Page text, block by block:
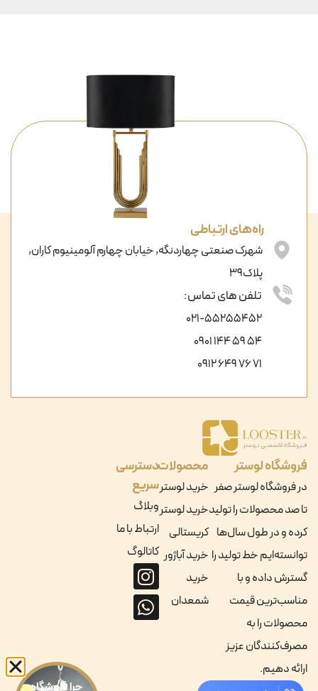
فروشگاه لوستر
در فروشگاه لوستر صفر
تا صد محصولات را تولید
کرده و در طول سال‌ها
توانسته‌ایم خط تولید را
گسترش داده و با
مناسب‌ترین قیمت
محصولات را به
مصرف‌کنندگان عزیز
ارائه دهیم.
محصولات
خرید لوستر
خرید لوستر
کریستالی
خرید آباژور
خرید
شمعدان
دسترسی
سریع
وبلاگ
ارتباط با ما
کاتالوگ
راه‌های ارتباطی
شهرک صنعتی چهاردنگه, خیابان چهارم آلومینیوم کاران,
پلاک39
تلفن های تماس:
021-55255452
54 59 144 0901
71 76 649 0912
چرا فروشگاه